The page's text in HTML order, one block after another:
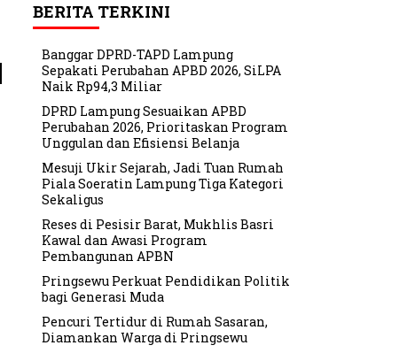
BERITA TERKINI
Banggar DPRD-TAPD Lampung
Sepakati Perubahan APBD 2026, SiLPA
Naik Rp94,3 Miliar
DPRD Lampung Sesuaikan APBD
Perubahan 2026, Prioritaskan Program
Unggulan dan Efisiensi Belanja
Mesuji Ukir Sejarah, Jadi Tuan Rumah
Piala Soeratin Lampung Tiga Kategori
Sekaligus
Reses di Pesisir Barat, Mukhlis Basri
Kawal dan Awasi Program
Pembangunan APBN
Pringsewu Perkuat Pendidikan Politik
bagi Generasi Muda
Pencuri Tertidur di Rumah Sasaran,
Diamankan Warga di Pringsewu